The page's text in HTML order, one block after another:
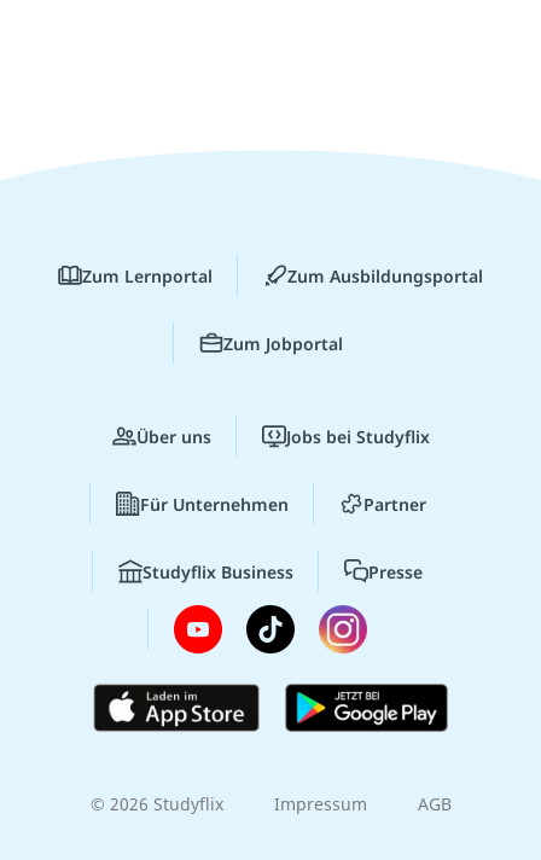
Zum Lernportal Zum Ausbildungsportal
Zum Jobportal
Über uns Jobs bei Studyflix
Für Unternehmen Partner
Studyflix Business Presse
© 2026 Studyflix Impressum AGB